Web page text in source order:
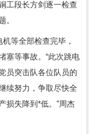
工段长方剑逐一检查
。
等全部检查完毕，
塞等事故。“此次跳电
员突击队各位队员的
续努力，争取尽快全
损失降到*低。”周杰